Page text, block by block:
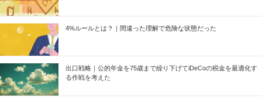
4%ルールとは？｜間違った理解で危険な状態だった
出口戦略｜公的年金を75歳まで繰り下げてiDeCoの税金を最適化す
る作戦を考えた